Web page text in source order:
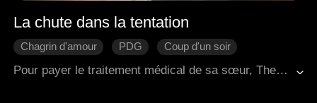
La chute dans la tentation
Chagrin d'amour PDG
Coup d'un soir
Romance moderne
Pour payer le traitement médical de sa sœur, Thea a sacrifié sa virginité à un prix élevé, en se vendant à un inconnu nommé Jeff. Un an plus tard, lors d'une réunion avec les amis de son prétendant Gavin, elle a rencontré Jeff à nouveau. Il l'a reconnue et l'a confrontée dans un endroit isolé. Paniquée, Thea s'est enfuie dans le salon privé, avant d'être entraînée par Gavin pour faire face à Jeff une fois de plus. Gavin lui a dit que seul Jeff avait le remède qui pourrait sauver sa sœur. Ravalant sa fierté, elle l'a humblement supplié de lui donner le médicament, mais Jeff était implacable, déterminé à raviver la passion de cette nuit inoubliable...